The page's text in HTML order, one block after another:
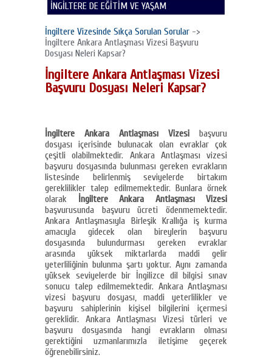
İNGİLTERE DE EĞİTİM VE YAŞAM
İngiltere Vizesinde Sıkça Sorulan Sorular ->
İngiltere Ankara Antlaşması Vizesi Başvuru
Dosyası Neleri Kapsar?
İngiltere Ankara Antlaşması Vizesi
Başvuru Dosyası Neleri Kapsar?
İngiltere Ankara Antlaşması Vizesi başvuru
dosyası içerisinde bulunacak olan evraklar çok
çeşitli olabilmektedir. Ankara Antlaşması vizesi
başvuru dosyasında bulunması gereken evrakların
listesinde belirlenmiş seviyelerde birtakım
gereklilikler talep edilmemektedir. Bunlara örnek
olarak
İngiltere Ankara Antlaşması Vizesi
başvurusunda başvuru ücreti ödenmemektedir.
Ankara Antlaşmasıyla Birleşik Krallığa iş kurma
amacıyla gidecek olan bireylerin başvuru
dosyasında bulundurması gereken evraklar
arasında yüksek miktarlarda maddi gelir
yeterliliğinin bulunma şartı yoktur. Aynı zamanda
yüksek seviyelerde bir İngilizce dil bilgisi sınav
sonucu talep edilmemektedir. Ankara Antlaşması
vizesi başvuru dosyası, maddi yeterlilikler ve
başvuru sahiplerinin kişisel bilgilerini içermesi
gereklidir. Ankara Antlaşması Vizesi türleri ve
başvuru dosyasında hangi evrakların olması
gerektiğini uzmanlarımızla iletişime geçerek
öğrenebilirsiniz.